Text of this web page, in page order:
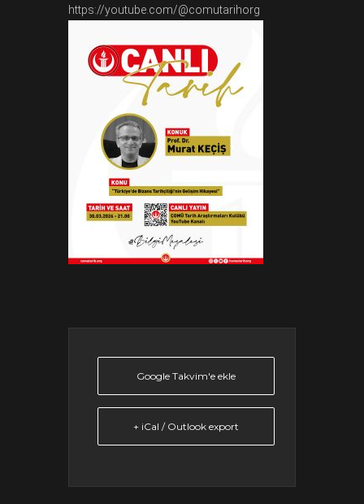
https://youtube.com/@comutarihorg
Google Takvim'e ekle
+ iCal / Outlook export